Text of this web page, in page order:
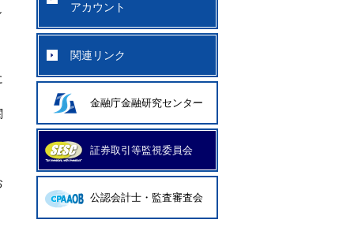
アカウント
関連リンク
金融庁金融研究センター
証券取引等監視委員会
公認会計士・監査審査会